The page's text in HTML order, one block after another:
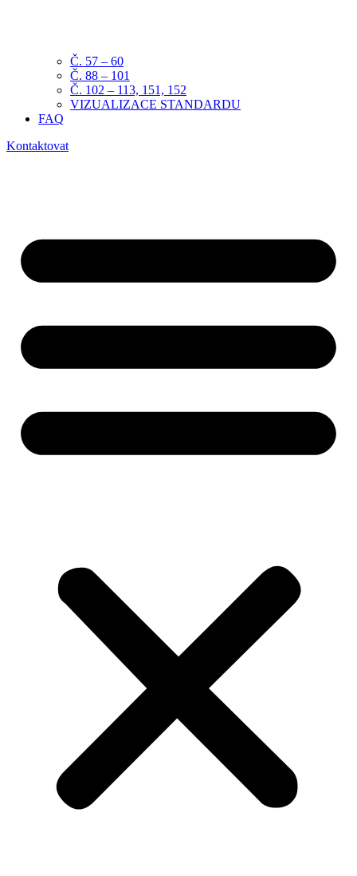
Č. 57 – 60
Č. 88 – 101
Č. 102 – 113, 151, 152
VIZUALIZACE STANDARDU
FAQ
Kontaktovat